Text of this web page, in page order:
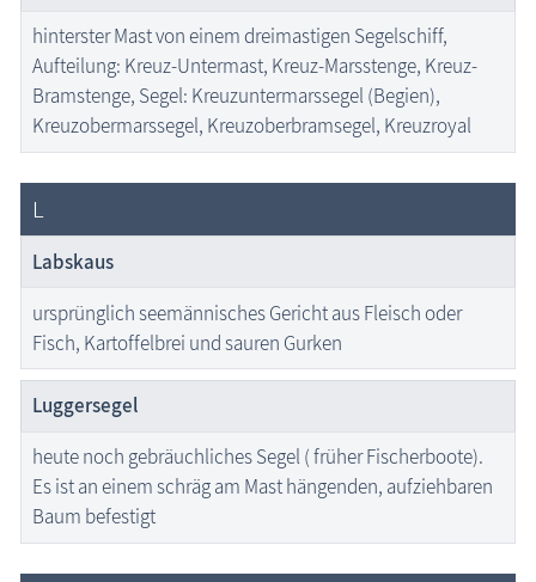
hinterster Mast von einem dreimastigen Segelschiff,
Aufteilung: Kreuz-Untermast, Kreuz-Marsstenge, Kreuz-
Bramstenge, Segel: Kreuzuntermarssegel (Begien),
Kreuzobermarssegel, Kreuzoberbramsegel, Kreuzroyal
L
Labskaus
ursprünglich seemännisches Gericht aus Fleisch oder
Fisch, Kartoffelbrei und sauren Gurken
Luggersegel
heute noch gebräuchliches Segel ( früher Fischerboote).
Es ist an einem schräg am Mast hängenden, aufziehbaren
Baum befestigt